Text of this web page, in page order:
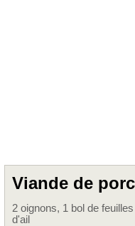
Viande de
2 oignons, 1 bol de
d'ail